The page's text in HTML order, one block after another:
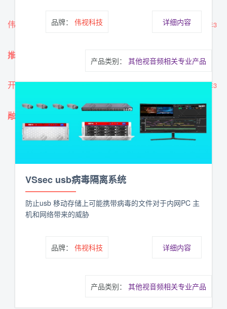
伟视科技助力临海市红色旅游中心打造融媒体平台- 2022年3
月25日
推进县市级融媒体中心建设
开阳县检察院虚拟融媒已搭建完毕并正式投入使用-2022年3
月18日
融媒体时代下的“产业化”- 2022年3月17日
品牌： 伟视科技 详细内容
产品类别： 其他视音频相关专业产品
VSsec usb病毒隔离系统
防止usb 移动存储上可能携带病毒的文件对于内网PC 主
机和网络带来的威胁
品牌： 伟视科技 详细内容
产品类别： 其他视音频相关专业产品